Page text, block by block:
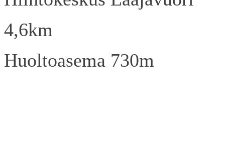
4,6km
Huoltoasema 730m